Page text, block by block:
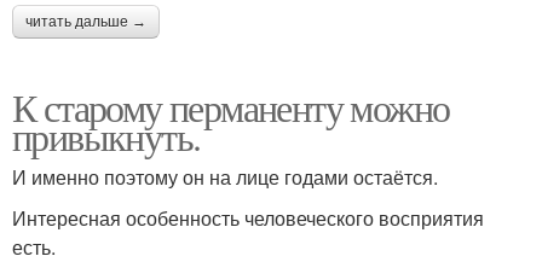
читать дальше →
К старому перманенту можно
привыкнуть.
И именно поэтому он на лице годами остаётся.
Интересная особенность человеческого восприятия
есть.